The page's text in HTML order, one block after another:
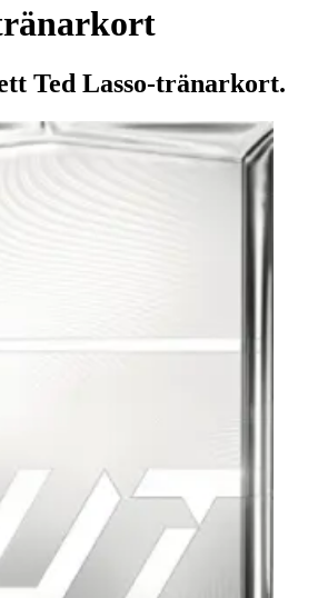
Ted Lasso-tränarkort.